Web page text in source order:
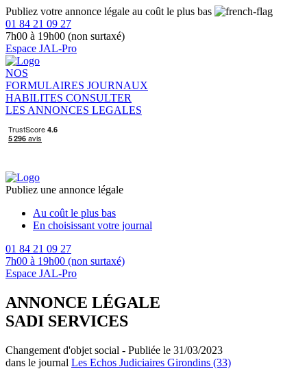
Publiez votre annonce légale au coût le plus bas
01 84 21 09 27
7h00 à 19h00 (non surtaxé)
Espace JAL-Pro
NOS
FORMULAIRES JOURNAUX
HABILITES CONSULTER
LES ANNONCES LEGALES
Publiez une annonce légale
Au coût le plus bas
En choisissant votre journal
01 84 21 09 27
7h00 à 19h00 (non surtaxé)
Espace JAL-Pro
ANNONCE LÉGALE
SADI SERVICES
Changement d'objet social - Publiée le 31/03/2023
dans le journal Les Echos Judiciaires Girondins (33)